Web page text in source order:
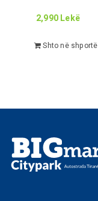
2,990Lekë
Shto në shportë